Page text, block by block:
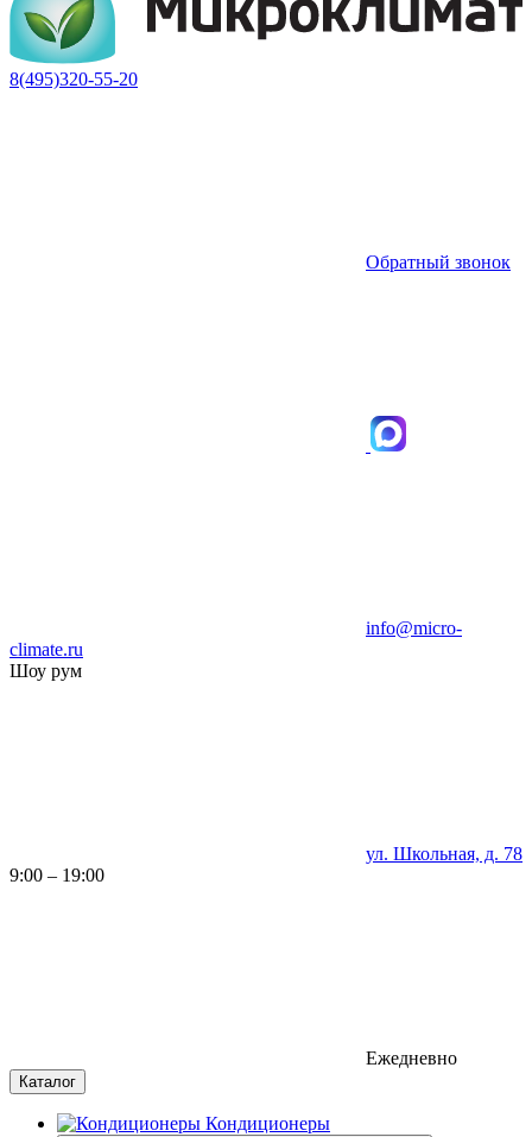
8(495)320-55-20
Обратный звонок
info@micro-
climate.ru
Шоу рум
ул. Школьная, д. 78
9:00 – 19:00
Ежедневно
Каталог
Кондиционеры